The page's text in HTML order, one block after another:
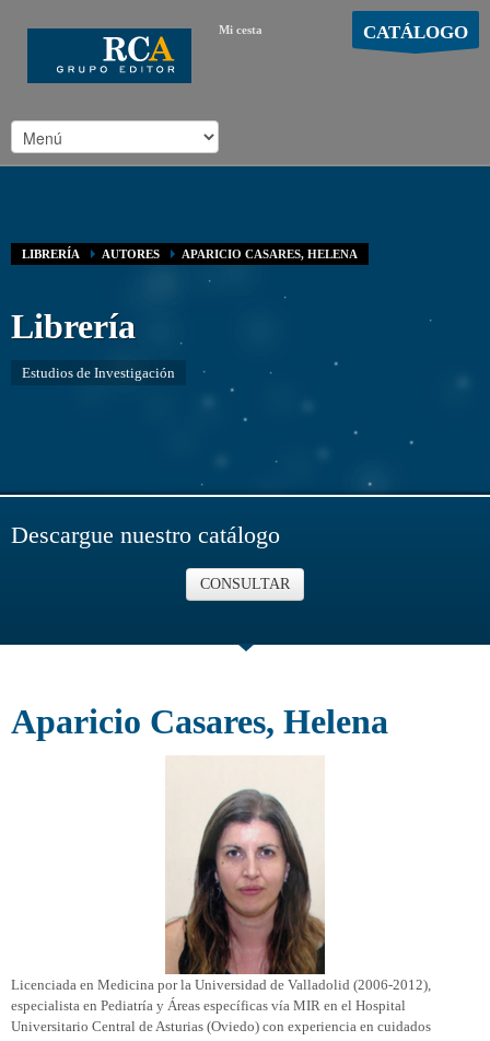
Mi cesta CATÁLOGO
LIBRERÍA AUTORES APARICIO CASARES, HELENA
Librería
Estudios de Investigación
Descargue nuestro catálogo
CONSULTAR
Aparicio Casares, Helena
Licenciada en Medicina por la Universidad de Valladolid (2006-2012),
especialista en Pediatría y Áreas específicas vía MIR en el Hospital
Universitario Central de Asturias (Oviedo) con experiencia en cuidados